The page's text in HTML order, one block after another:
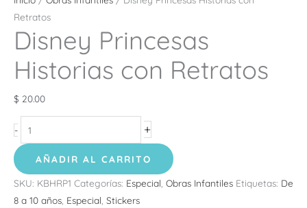
Retratos
Disney Princesas
Historias con Retratos
$ 20.00
- +
AÑADIR AL CARRITO
SKU: KBHRP1 Categorías: Especial Obras Infantiles Etiquetas: De
8 a 10 años Especial Stickers